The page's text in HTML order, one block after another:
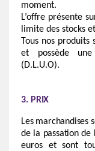
moment.
L’offre présente
limite des stocks
Tous nos
et possède
(D.L.U.O).
3. PRIX
Les marchandises
de la passation de
euros et sont